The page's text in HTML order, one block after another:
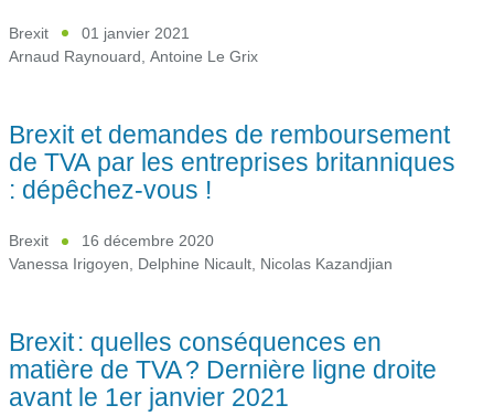
Brexit
01 janvier 2021
Arnaud Raynouard, Antoine Le Grix
Brexit et demandes de remboursement
de TVA par les entreprises britanniques
: dépêchez-vous !
Brexit
16 décembre 2020
Vanessa Irigoyen, Delphine Nicault, Nicolas Kazandjian
Brexit : quelles conséquences en
matière de TVA ? Dernière ligne droite
avant le 1er janvier 2021